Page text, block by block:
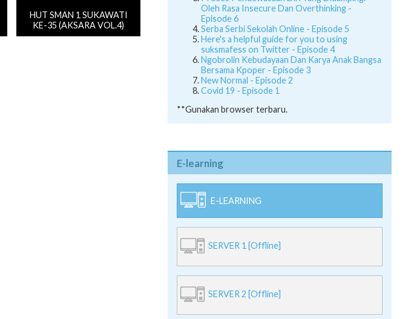
HUT SMAN 1 SUKAWATI
KE-35 (AKSARA VOL.4)
Proses Pendewasaan Diri Yang Didampingi
Oleh Rasa Insecure Dan Overthinking -
Episode 6
Serba Serbi Sekolah Online - Episode 5
Here's a helpful guide for you to using
suksmafess on Twitter - Episode 4
Ngobrolin Kebudayaan Dan Karya Anak Bangsa
Bersama Kpoper - Episode 3
New Normal - Episode 2
Covid 19 - Episode 1
**Gunakan browser terbaru.
E-learning
E-LEARNING
SERVER 1 [Offline]
SERVER 2 [Offline]